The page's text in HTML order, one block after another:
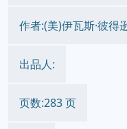
作者:(美)伊瓦斯·彼得
出品人:
页数:283 页